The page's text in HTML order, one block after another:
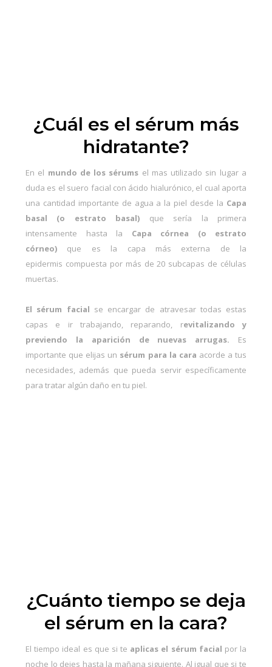
¿Cuál es el sérum más
hidratante?
En el mundo de los sérums el mas utilizado sin lugar a
duda es el suero facial con ácido hialurónico, el cual aporta
una cantidad importante de agua a la piel desde la Capa
basal (o estrato basal) que sería la primera
intensamente hasta la Capa córnea (o estrato
córneo) que es la capa más externa de la
epidermis compuesta por más de 20 subcapas de células
muertas.
El sérum facial se encargar de atravesar todas estas
capas e ir trabajando, reparando, revitalizando y
previendo la aparición de nuevas arrugas. Es
importante que elijas un sérum para la cara acorde a tus
necesidades, además que pueda servir específicamente
para tratar algún daño en tu piel.
¿Cuánto tiempo se deja
el sérum en la cara?
El tiempo ideal es que si te aplicas el sérum facial por la
noche lo dejes hasta la mañana siguiente. Al igual que si te